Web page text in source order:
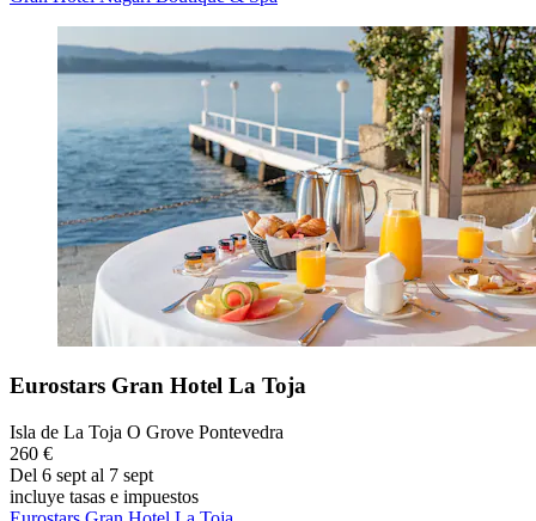
Eurostars Gran Hotel La Toja
Isla de La Toja O Grove Pontevedra
260 €
Del 6 sept al 7 sept
incluye tasas e impuestos